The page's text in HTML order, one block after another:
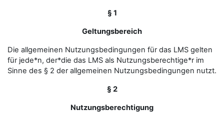
§ 1
Geltungsbereich
Die allgemeinen Nutzungsbedingungen für das LMS gelten
für jede*n, der*die das LMS als Nutzungsberechtige*r im
Sinne des § 2 der allgemeinen Nutzungsbedingungen nutzt.
§ 2
Nutzungsberechtigung